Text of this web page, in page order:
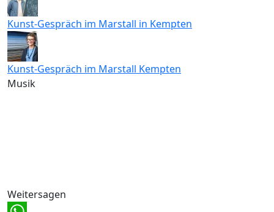
Kunst-Gespräch im Marstall in Kempten
Kunst-Gespräch im Marstall Kempten
Musik
Weitersagen